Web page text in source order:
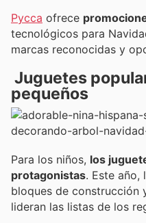
Pycca ofrece
tecnológicos para
marcas reconocidas y
Juguetes
pequeños
Para los niños, los
protagonistas. Este año,
bloques de construcción
lideran las listas de los